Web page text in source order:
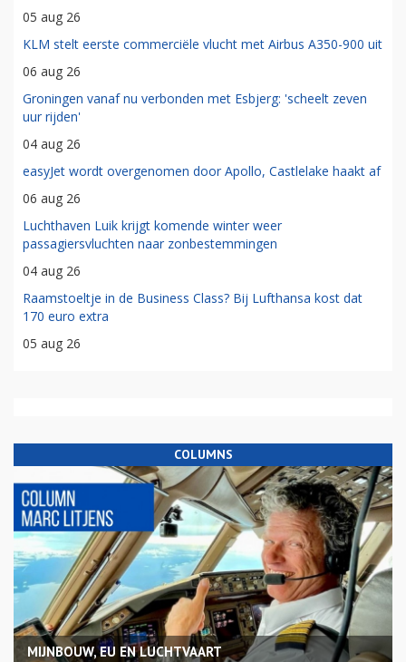
05 aug 26
KLM stelt eerste commerciële vlucht met Airbus A350-900 uit
06 aug 26
Groningen vanaf nu verbonden met Esbjerg: 'scheelt zeven
uur rijden'
04 aug 26
easyJet wordt overgenomen door Apollo, Castlelake haakt af
06 aug 26
Luchthaven Luik krijgt komende winter weer
passagiersvluchten naar zonbestemmingen
04 aug 26
Raamstoeltje in de Business Class? Bij Lufthansa kost dat
170 euro extra
05 aug 26
COLUMNS
MIJNBOUW, EU EN LUCHTVAART